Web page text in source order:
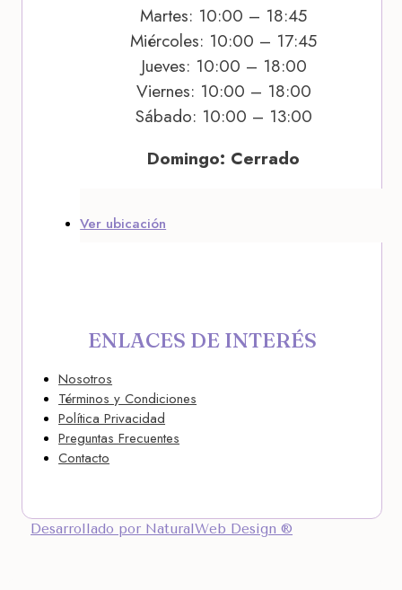
Martes: 10:00 – 18:45
Miércoles: 10:00 – 17:45
Jueves: 10:00 – 18:00
Viernes: 10:00 – 18:00
Sábado: 10:00 – 13:00
Domingo: Cerrado
Ver ubicación
ENLACES DE INTERÉS
Nosotros
Términos y Condiciones
Política Privacidad
Preguntas Frecuentes
Contacto
Desarrollado por NaturalWeb Design ®